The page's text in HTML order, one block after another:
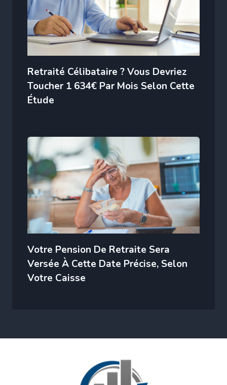
Retraité Célibataire ? Vous Devriez
Toucher 1 634€ Par Mois Selon Cette
Étude
Votre Pension De Retraite Sera
Versée À Cette Date Précise, Selon
Votre Caisse